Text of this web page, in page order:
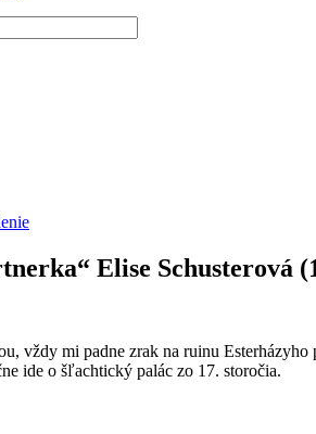
Elise Schusterová
vždy mi padne zrak na ruinu
ide o šľachtický palác zo 17. storočia.